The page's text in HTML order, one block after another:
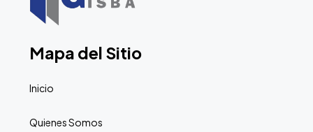
Mapa del Sitio
Inicio
Quienes Somos